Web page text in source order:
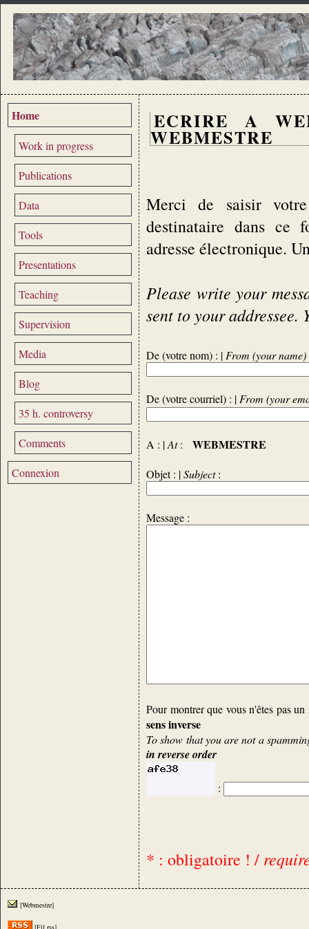
Home
Work in progress
Publications
Data
Tools
Presentations
Teaching
Supervision
Media
Blog
35 h. controversy
Comments
Connexion
ECRIRE A
WEBMESTRE
Merci de saisir
destinataire dans ce
adresse électronique.
Please write your
sent to your addressee.
De (votre nom) : | From (your name)
De (votre courriel) : | From (your
A : |At: WEBMESTRE
Objet : |Subject:
Message :
Pour montrer que vous n'êtes pas
sens inverse
To show that you are not a
in reverse order
:
* : obligatoire ! /
[Webmestre]
[Fil rss]